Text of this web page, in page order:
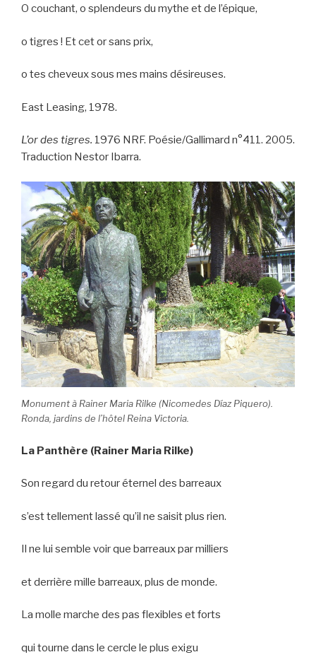
O couchant, o splendeurs du mythe et de l’épique,
o tigres ! Et cet or sans prix,
o tes cheveux sous mes mains désireuses.
East Leasing, 1978.
L’or des tigres. 1976 NRF. Poésie/Gallimard n°411. 2005.
Traduction Nestor Ibarra.
Monument à Rainer Maria Rilke (Nicomedes Díaz Piquero).
Ronda, jardins de l’hôtel Reina Victoria.
La Panthère (Rainer Maria Rilke)
Son regard du retour éternel des barreaux
s’est tellement lassé qu’il ne saisit plus rien.
Il ne lui semble voir que barreaux par milliers
et derrière mille barreaux, plus de monde.
La molle marche des pas flexibles et forts
qui tourne dans le cercle le plus exigu